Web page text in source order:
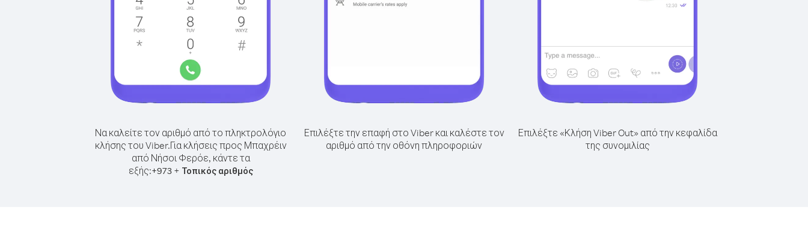
Να καλείτε τον αριθμό από το πληκτρολόγιο
κλήσης του Viber.Για κλήσεις προς Μπαχρέιν
από Νήσοι Φερόε, κάντε τα
εξής:+973+ Τοπικός αριθμός
Επιλέξτε την επαφή στο Viber και καλέστε τον
αριθμό από την οθόνη πληροφοριών
Επιλέξτε «Κλήση Viber Out» από την κεφαλίδα
της συνομιλίας